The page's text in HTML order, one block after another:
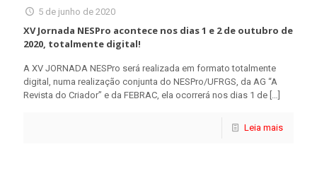
5 de junho de 2020
XV Jornada NESPro acontece nos dias 1 e 2 de outubro de
2020, totalmente digital!
A XV JORNADA NESPro será realizada em formato totalmente
digital, numa realização conjunta do NESPro/UFRGS, da AG “A
Revista do Criador” e da FEBRAC, ela ocorrerá nos dias 1 de
Leia mais